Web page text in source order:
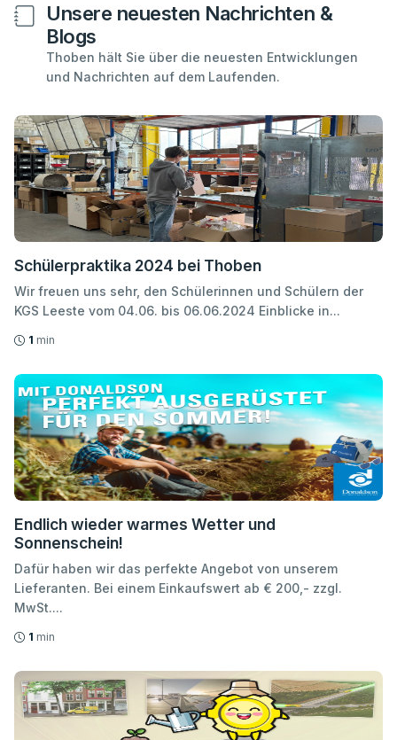
Unsere neuesten Nachrichten &
Blogs
Thoben hält Sie über die neuesten Entwicklungen
und Nachrichten auf dem Laufenden.
Schülerpraktika 2024 bei Thoben
Wir freuen uns sehr, den Schülerinnen und Schülern der
KGS Leeste vom 04.06. bis 06.06.2024 Einblicke in...
1 min
Endlich wieder warmes Wetter und
Sonnenschein!
Dafür haben wir das perfekte Angebot von unserem
Lieferanten. Bei einem Einkaufswert ab € 200,- zzgl.
MwSt....
1 min